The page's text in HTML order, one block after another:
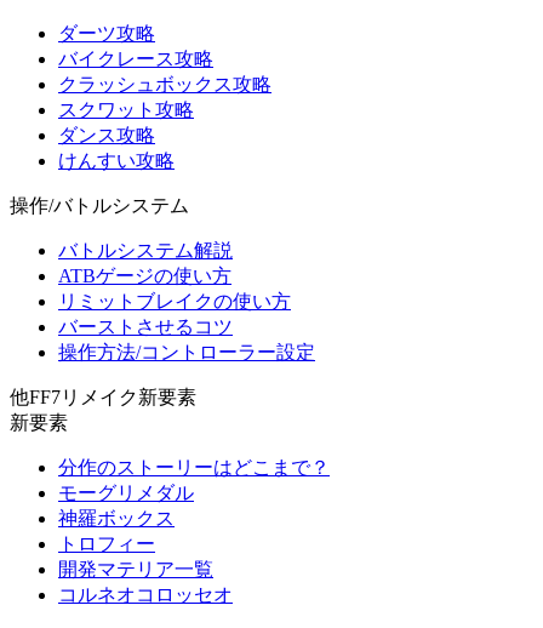
ダーツ攻略
バイクレース攻略
クラッシュボックス攻略
スクワット攻略
ダンス攻略
けんすい攻略
操作/バトルシステム
バトルシステム解説
ATBゲージの使い方
リミットブレイクの使い方
バーストさせるコツ
操作方法/コントローラー設定
他FF7リメイク新要素
新要素
分作のストーリーはどこまで？
モーグリメダル
神羅ボックス
トロフィー
開発マテリア一覧
コルネオコロッセオ